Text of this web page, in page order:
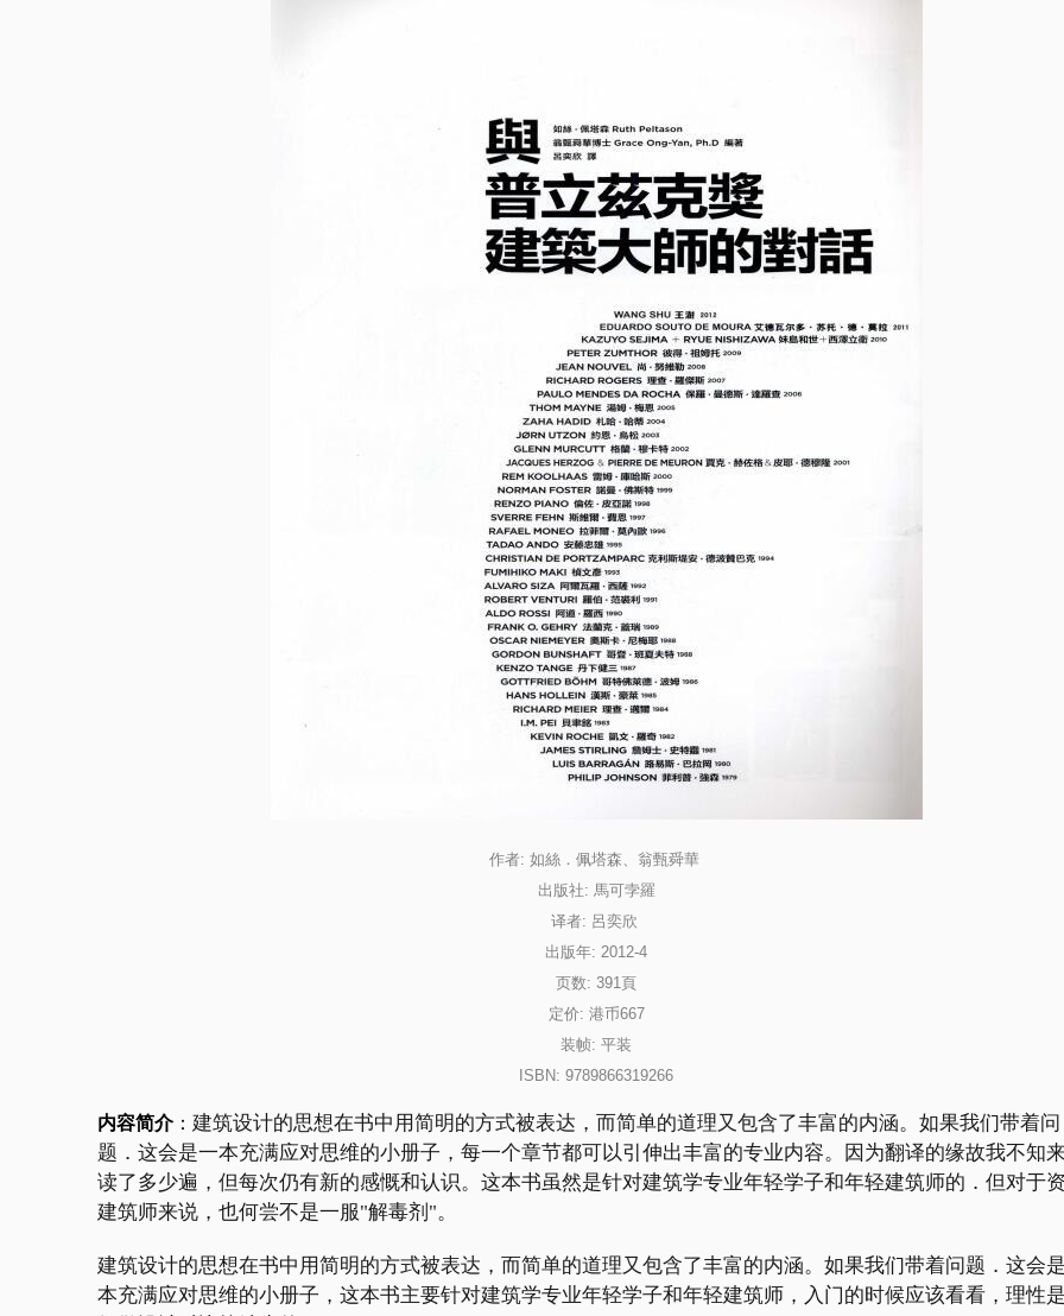
作者: 如絲．佩塔森、翁甄舜華
出版社: 馬可孛羅
译者: 呂奕欣
出版年: 2012-4
页数: 391頁
定价: 港币667
装帧: 平装
ISBN: 9789866319266
内容简介： 建筑设计的思想在书中用简明的方式被表达，而简单的道理又包含了丰富的内涵。如果我们带着问
题．这会是一本充满应对思维的小册子，每一个章节都可以引伸出丰富的专业内容。因为翻译的缘故我不知
读了多少遍，但每次仍有新的感慨和认识。这本书虽然是针对建筑学专业年轻学子和年轻建筑师的．但对于
建筑师来说，也何尝不是一服"解毒剂"。
建筑设计的思想在书中用简明的方式被表达，而简单的道理又包含了丰富的内涵。如果我们带着问题．这会
本充满应对思维的小册子，这本书主要针对建筑学专业年轻学子和年轻建筑师，入门的时候应该看看，理性